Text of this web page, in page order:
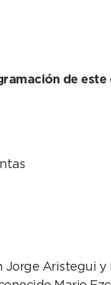
de este
Aristegui